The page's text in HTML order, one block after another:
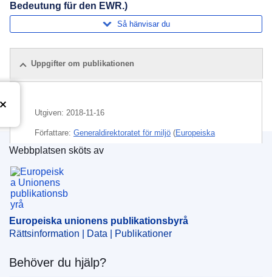
Bedeutung für den EWR.)
Så hänvisar du
Uppgifter om publikationen
Utgiven: 2018-11-16
Författare: Generaldirektoratet för miljö (Europeiska
kommissionen) ,Europeiska kommissionen
Ämne:bly
försäljningstillstånd
CELEX : 32019L0176
OJ : JOL_2019_033_R_0009
Europeiska unionens publikationsbyrå
Webbplatsen sköts av
Europeiska unionens publikationsbyrå
Rättsinformation | Data | Publikationer
Behöver du hjälp?